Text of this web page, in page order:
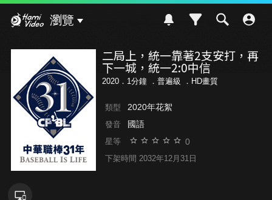
瀏覽
二局上，統一靠著2支安打，再
下一城，統一2:0中信
2020．1分鐘 ． 普遍級 ．HD畫質
類型 2020年花絮
發音 國語
星等 0
下架時間 2032年12月31日